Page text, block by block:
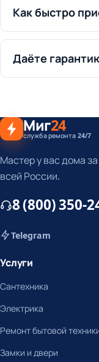
Как быстро
Даёте
Миг24
служба ремонта 24/7
Мастер у вас дома
всей России.
8 (800) 350-
Telegram
Услуги
Сантехника
Электрика
Ремонт бытовой
Замки и двери